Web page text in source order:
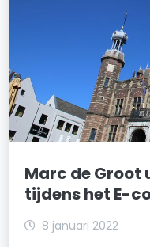
Marc de Groot
tijdens het E-
8 januari 2022